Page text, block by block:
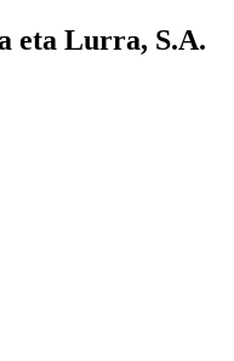
eta Lurra, S.A.